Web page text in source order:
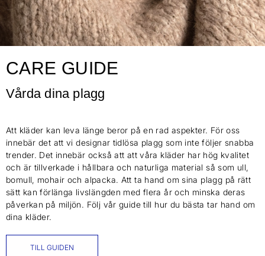
CARE GUIDE
Vårda dina plagg
Att kläder kan leva länge beror på en rad aspekter. För oss
innebär det att vi designar tidlösa plagg som inte följer snabba
trender. Det innebär också att att våra kläder har hög kvalitet
och är tillverkade i hållbara och naturliga material så som ull,
bomull, mohair och alpacka. Att ta hand om sina plagg på rätt
sätt kan förlänga livslängden med flera år och minska deras
påverkan på miljön. Följ vår guide till hur du bästa tar hand om
dina kläder.
TILL GUIDEN